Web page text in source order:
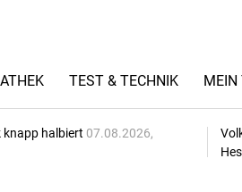
TEST & TECHNIK MEIN
knapp halbiert 07.08.2026,